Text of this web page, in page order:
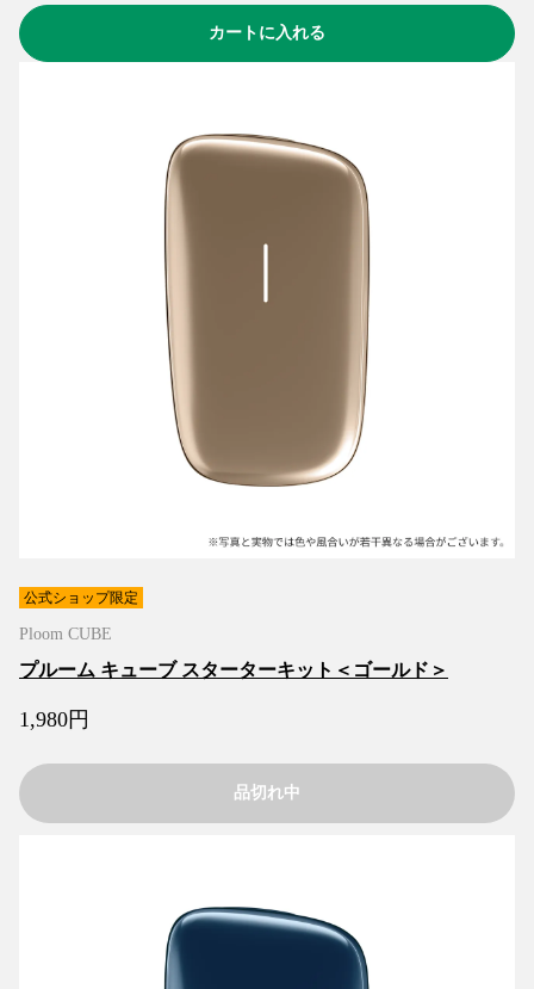
カートに入れる
公式ショップ限定
Ploom CUBE
プルーム キューブ スターターキット＜ゴールド＞
1,980円
品切れ中